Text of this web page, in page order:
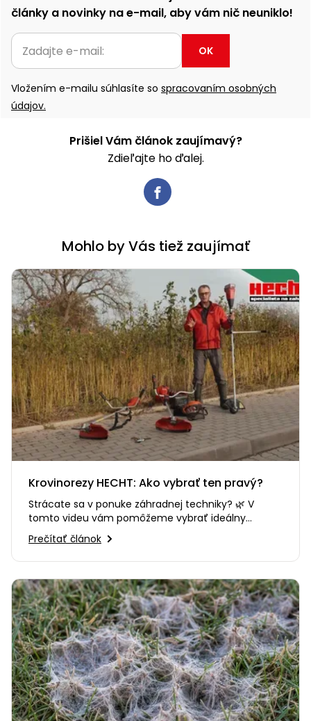
články a novinky na e-mail, aby vám nič neuniklo!
OK
Vložením e-mailu súhlasíte so spracovaním osobných
údajov.
Prišiel Vám článok zaujímavý?
Zdieľajte ho ďalej.
Mohlo by Vás tiež zaujímať
Krovinorezy HECHT: Ako vybrať ten pravý?
Strácate sa v ponuke záhradnej techniky? 🌿 V
tomto videu vám pomôžeme vybrať ideálny
krovinorez alebo vyžínač HECHT…
Prečítať článok